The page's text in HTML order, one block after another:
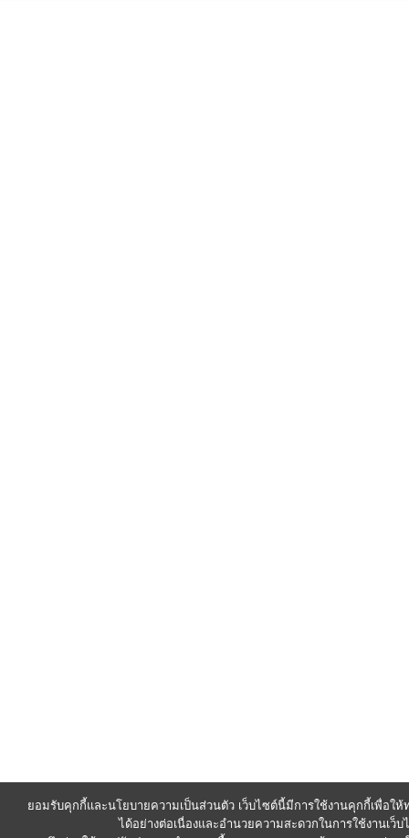
ยอมรับคุกกี้และนโยบายความเป็นส่วนตัว เว็บไซต์นี้มีการใช้งานคุกกี้เพื่อให้
ได้อย่างต่อเนื่องและอำนวยความสะดวกในการใช้งานเว็บ